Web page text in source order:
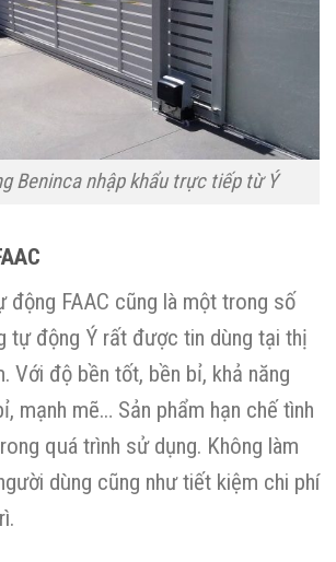
Beninca nhập khẩu trực tiếp từ Ý
động FAAC cũng là một trong số
tự động Ý rất được tin dùng tại thị
Với độ bền tốt, bền bỉ, khả năng
mạnh mẽ… Sản phẩm hạn chế tình
quá trình sử dụng. Không làm
dùng cũng như tiết kiệm chi phí